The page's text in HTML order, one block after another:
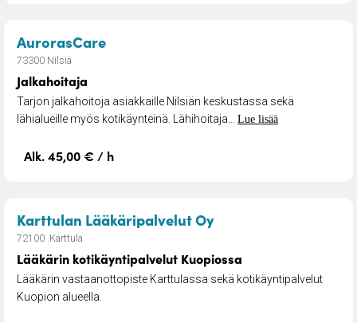
AurorasCare– Jalkahoitaja
73300 Nilsiä
Jalkahoitaja
Tarjon jalkahoitoja asiakkaille Nilsiän keskustassa sekä
lähialueille myös kotikäynteinä. Lähihoitaja... Lue lisää
Alk. 45,00 € / h
Karttulan Lääkäripalvelut Oy– Lääkärin
72100 .Karttula
Lääkärin kotikäyntipalvelut Kuopiossa
Lääkärin vastaanottopiste Karttulassa sekä kotikäyntipalvelut
Kuopion alueella.